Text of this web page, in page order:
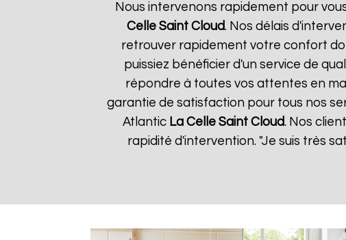
Nous intervenons rapidement pour
Celle Saint Cloud. Nos délais
retrouver rapidement votre confort
puissiez bénéficier d'un service de
répondre à toutes vos attentes en
garantie de satisfaction pour tous nos
Atlantic La Celle Saint Cloud. Nos
rapidité d'intervention. "Je suis très